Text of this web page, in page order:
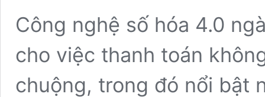
Công nghệ số hóa 4.0
cho việc thanh toán
chuộng, trong đó nổi bật